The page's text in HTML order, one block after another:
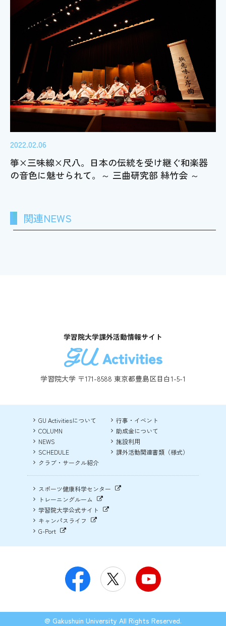
2022.02.06
箏×三味線×尺八。日本の伝統を受け継ぐ和楽器
の音色に魅せられて。～ 三曲研究部 絲竹会 ～
関連NEWS
学習院大学課外活動情報サイト
学習院大学 〒171-8588 東京都豊島区目白1-5-1
GU Activitiesについて
COLUMN
NEWS
SCHEDULE
クラブ・サークル紹介
行事・イベント
助成金について
施設利用
課外活動関連書類（様式）
スポーツ健康科学センター
トレーニングルーム
学習院大学公式サイト
キャンパスライフ
G-Port
@ Gakushuin University All Rights Reserved.